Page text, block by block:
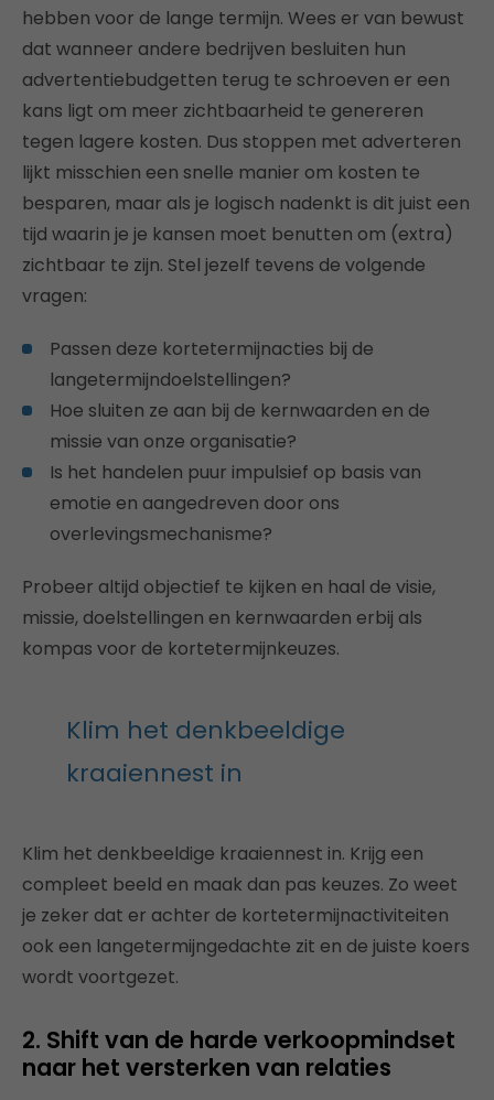
hebben voor de lange termijn. Wees er van bewust
dat wanneer andere bedrijven besluiten hun
advertentiebudgetten terug te schroeven er een
kans ligt om meer zichtbaarheid te genereren
tegen lagere kosten. Dus stoppen met adverteren
lijkt misschien een snelle manier om kosten te
besparen, maar als je logisch nadenkt is dit juist een
tijd waarin je je kansen moet benutten om (extra)
zichtbaar te zijn. Stel jezelf tevens de volgende
vragen:
Passen deze kortetermijnacties bij de
langetermijndoelstellingen?
Hoe sluiten ze aan bij de kernwaarden en de
missie van onze organisatie?
Is het handelen puur impulsief op basis van
emotie en aangedreven door ons
overlevingsmechanisme?
Probeer altijd objectief te kijken en haal de visie,
missie, doelstellingen en kernwaarden erbij als
kompas voor de kortetermijnkeuzes.
Klim het denkbeeldige
kraaiennest in
Klim het denkbeeldige kraaiennest in. Krijg een
compleet beeld en maak dan pas keuzes. Zo weet
je zeker dat er achter de kortetermijnactiviteiten
ook een langetermijngedachte zit en de juiste koers
wordt voortgezet.
2. Shift van de harde verkoopmindset
naar het versterken van relaties